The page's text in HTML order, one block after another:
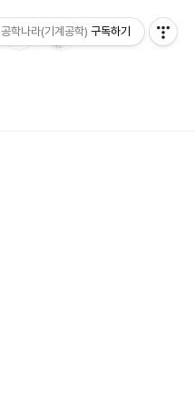
공학나라(기계공학) 구독하기